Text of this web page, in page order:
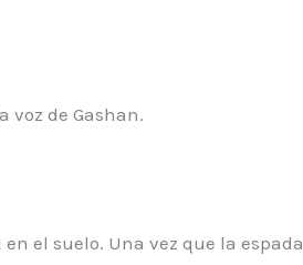
voz de Gashan.
el suelo. Una vez que la espada